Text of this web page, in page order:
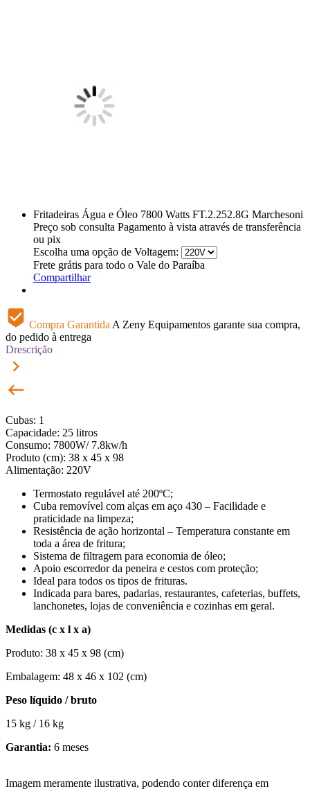
Fritadeiras Água e Óleo 7800 Watts FT.2.252.8G Marchesoni
Preço sob consulta Pagamento à vista através de transferência
ou pix
Escolha uma opção de Voltagem:
Frete grátis para todo o Vale do Paraíba
Compartilhar
beenhere Compra Garantida A Zeny Equipamentos garante sua compra,
do pedido à entrega
Drescrição
keyboard_arrow_right
keyboard_backspace
Cubas: 1
Capacidade: 25 litros
Consumo: 7800W/ 7.8kw/h
Produto (cm): 38 x 45 x 98
Alimentação: 220V
Termostato regulável até 200ºC;
Cuba removível com alças em aço 430 – Facilidade e
praticidade na limpeza;
Resistência de ação horizontal – Temperatura constante em
toda a área de fritura;
Sistema de filtragem para economia de óleo;
Apoio escorredor da peneira e cestos com proteção;
Ideal para todos os tipos de frituras.
Indicada para bares, padarias, restaurantes, cafeterias, buffets,
lanchonetes, lojas de conveniência e cozinhas em geral.
Medidas (c x l x a)
Produto: 38 x 45 x 98 (cm)
Embalagem: 48 x 46 x 102 (cm)
Peso líquido / bruto
15 kg / 16 kg
Garantia: 6 meses
Imagem meramente ilustrativa, podendo conter diferença em